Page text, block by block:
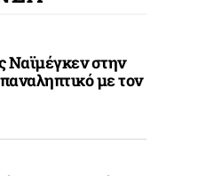
Ναϊμέγκεν στην
με τον